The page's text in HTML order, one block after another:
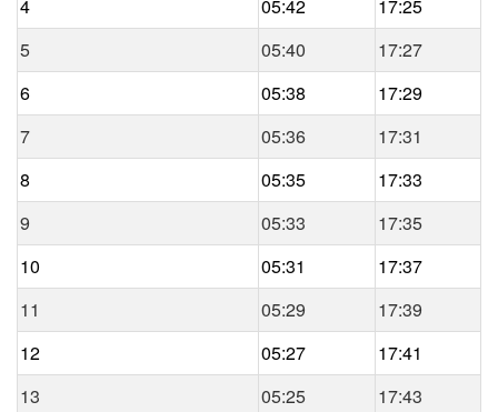
4
05:42
17:25
5
05:40
17:27
6
05:38
17:29
7
05:36
17:31
8
05:35
17:33
9
05:33
17:35
10
05:31
17:37
11
05:29
17:39
12
05:27
17:41
13
05:25
17:43